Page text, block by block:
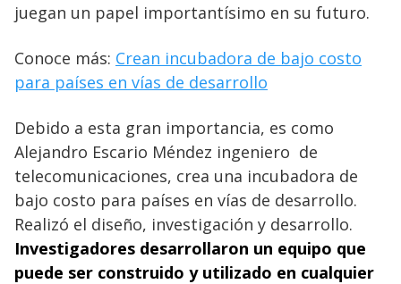
juegan un papel importantísimo en su futuro.
Conoce más: Crean incubadora de bajo costo
para países en vías de desarrollo
Debido a esta gran importancia, es como
Alejandro Escario Méndez ingeniero de
telecomunicaciones, crea una incubadora de
bajo costo para países en vías de desarrollo.
Realizó el diseño, investigación y desarrollo.
Investigadores desarrollaron un equipo que
puede ser construido y utilizado en cualquier